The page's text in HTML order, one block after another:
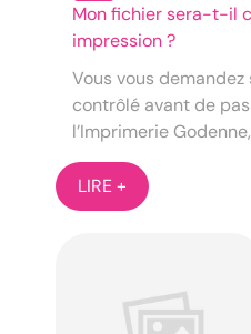
Mon fichier sera-t-il
impression ?
Vous vous
contrôlé avant de
l’Imprimerie
LIRE +